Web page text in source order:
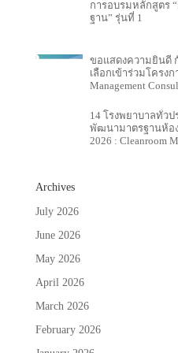
การอบรมหลักสูตร
ฐาน” รุ่นที่ 1
ขอแสดงความยินดี
เลือกเข้าร่วมโครงก
Management
14 โรงพยาบาลทั่ว
พัฒนามาตรฐานห้อง
2026 : Cleanroom
Archives
July 2026
June 2026
May 2026
April 2026
March 2026
February 2026